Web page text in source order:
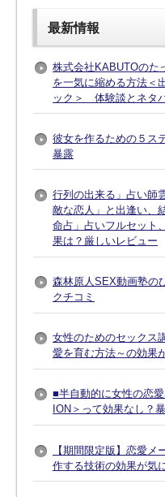
最新情報
株式会社KABUTOのた
を一気に縮める方法＜
ック＞ 体験談とネタ
彼女を作るための５ス
暴露
行列の出来る」占い師
敵な恋人」と出逢い、
命占」占いフルセット
果は？厳しいレビュー
森林原人SEX動画塾
クチコミ
女性のためのセックス
愛を育む方法～の効果
■半自動的に女性の恋
ION＞って効果なし？
【期間限定版】恋愛
作する技術の効果が気